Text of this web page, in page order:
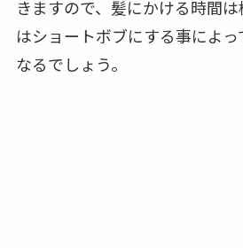
きますので、髪にかける時間
はショートボブにする事によ
なるでしょう。